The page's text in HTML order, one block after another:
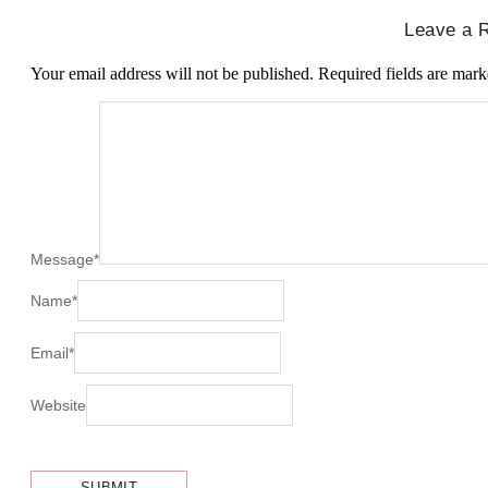
Leave a
Your email address will not be published. Required fields are
Message*
Name*
Email*
Website